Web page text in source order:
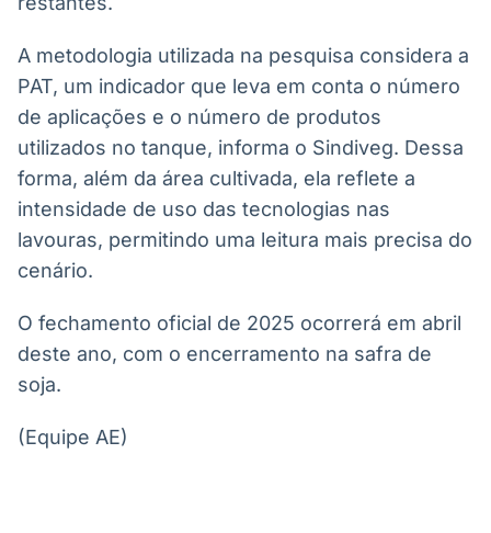
A metodologia utilizada na pesquisa considera a
PAT, um indicador que leva em conta o número
de aplicações e o número de produtos
utilizados no tanque, informa o Sindiveg. Dessa
forma, além da área cultivada, ela reflete a
intensidade de uso das tecnologias nas
lavouras, permitindo uma leitura mais precisa do
cenário.
O fechamento oficial de 2025 ocorrerá em abril
deste ano, com o encerramento na safra de
soja.
(Equipe AE)